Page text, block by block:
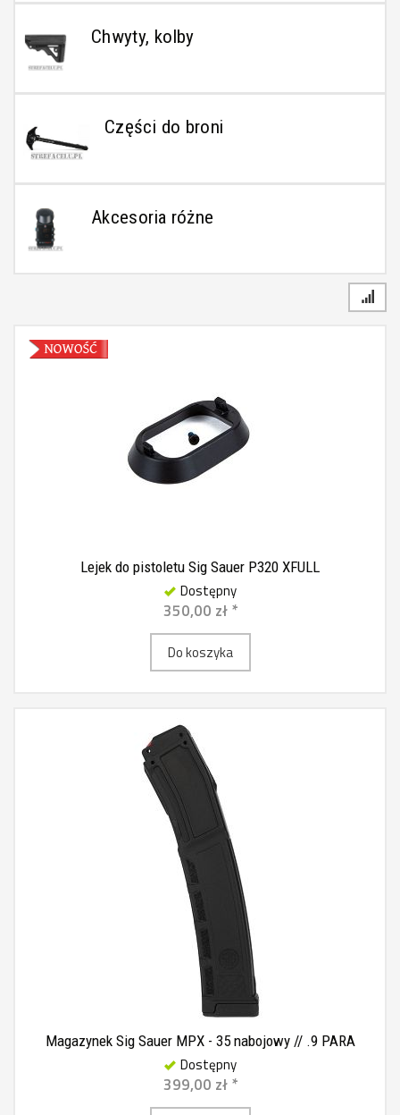
Chwyty, kolby
Części do broni
Akcesoria różne
Lejek do pistoletu Sig Sauer P320 XFULL
Dostępny
350,00 zł *
Do koszyka
Magazynek Sig Sauer MPX - 35 nabojowy // .9 PARA
Dostępny
399,00 zł *